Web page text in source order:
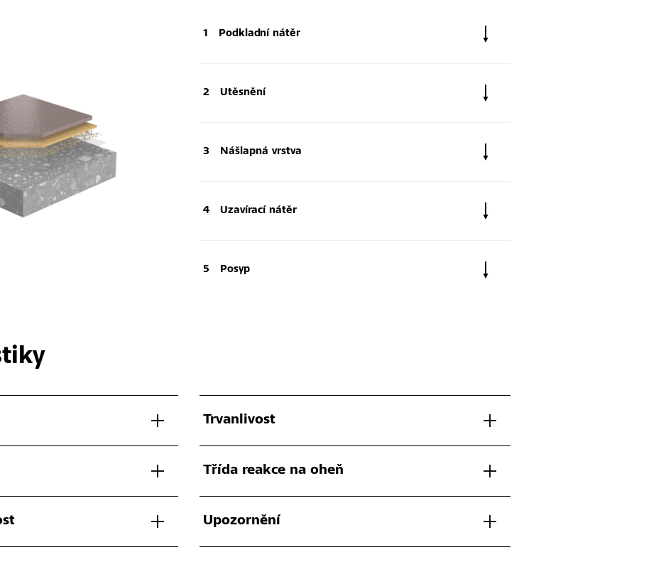
Podkladní nátěr
Utěsnění
Nášlapná vrstva
Uzavírací nátěr
Posyp
Trvanlivost
Třída reakce na oheň
Upozornění